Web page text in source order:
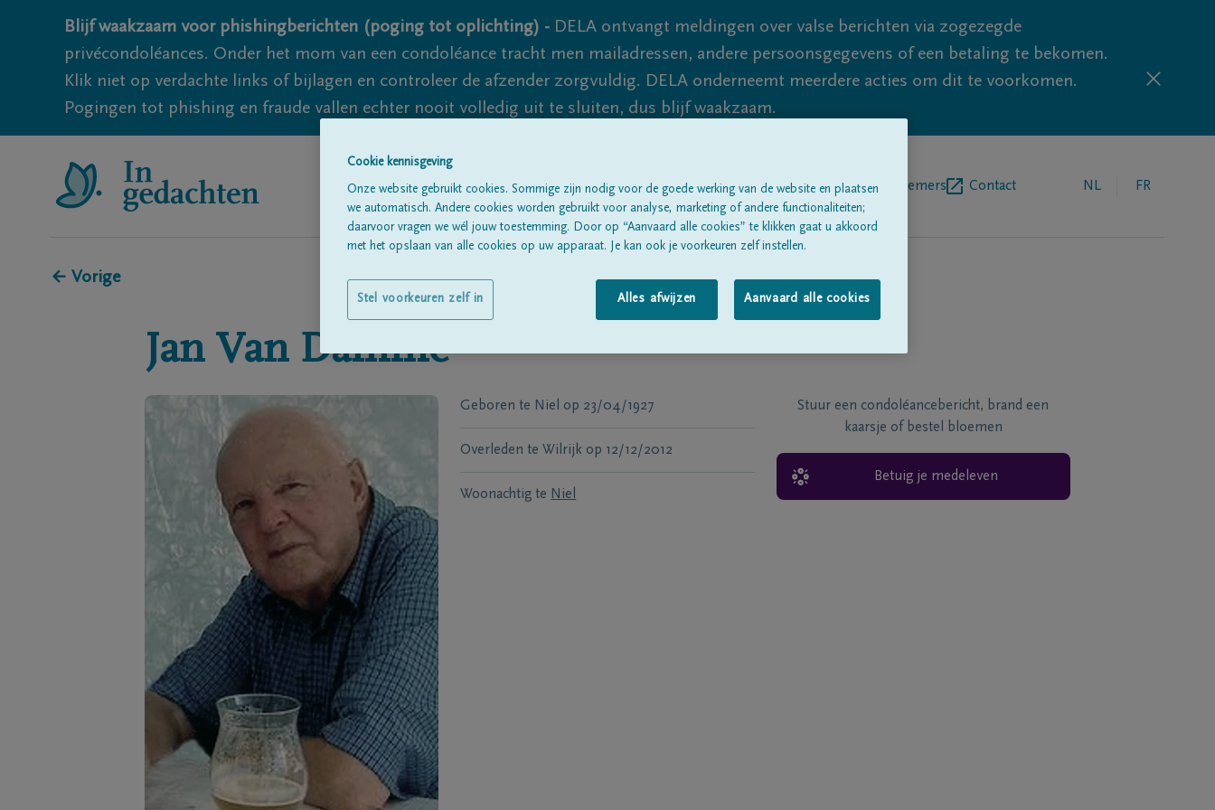
Blijf waakzaam voor phishingberichten (poging tot oplichting) - DELA ontvangt meldingen over valse berichten via zogezegde
privécondoléances. Onder het mom van een condoléance tracht men mailadressen, andere persoonsgegevens of een betaling te bekomen.
Klik niet op verdachte links of bijlagen en controleer de afzender zorgvuldig. DELA onderneemt meerdere acties om dit te voorkomen.
Pogingen tot phishing en fraude vallen echter nooit volledig uit te sluiten, dus blijf waakzaam.
Alle rouwberichtenOver onsBegrafenisondernemers Contact NL FR
← Vorige
Jan Van Damme
Geboren te Niel op 23/04/1927
Overleden te Wilrijk op 12/12/2012
Woonachtig te Niel
Stuur een condoléancebericht, brand een
kaarsje of bestel bloemen
Betuig je medeleven
Cookie kennisgeving
Onze website gebruikt cookies. Sommige zijn nodig voor de goede werking van de website en plaatsen
we automatisch. Andere cookies worden gebruikt voor analyse, marketing of andere functionaliteiten;
daarvoor vragen we wél jouw toestemming. Door op “Aanvaard alle cookies” te klikken gaat u akkoord
met het opslaan van alle cookies op uw apparaat. Je kan ook je voorkeuren zelf instellen.
Alles afwijzen Aanvaard alle cookies
Stel voorkeuren zelf in